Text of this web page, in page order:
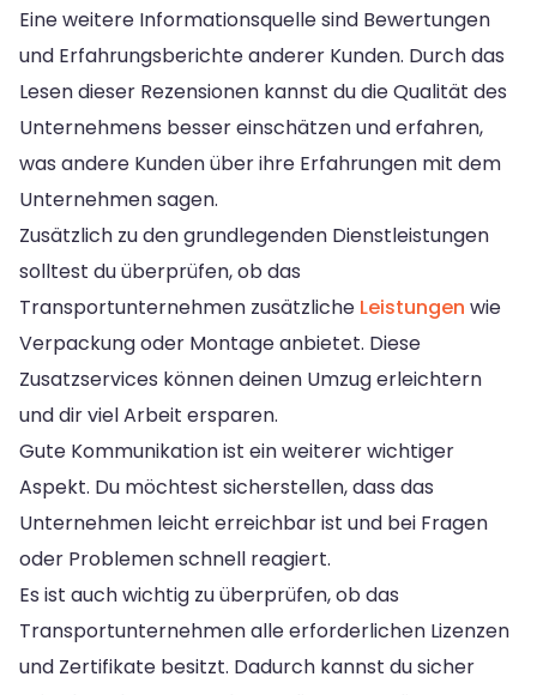
Eine weitere Informationsquelle sind Bewertungen
und Erfahrungsberichte anderer Kunden. Durch das
Lesen dieser Rezensionen kannst du die Qualität des
Unternehmens besser einschätzen und erfahren,
was andere Kunden über ihre Erfahrungen mit dem
Unternehmen sagen.
Zusätzlich zu den grundlegenden Dienstleistungen
solltest du überprüfen, ob das
Transportunternehmen zusätzliche Leistungen wie
Verpackung oder Montage anbietet. Diese
Zusatzservices können deinen Umzug erleichtern
und dir viel Arbeit ersparen.
Gute Kommunikation ist ein weiterer wichtiger
Aspekt. Du möchtest sicherstellen, dass das
Unternehmen leicht erreichbar ist und bei Fragen
oder Problemen schnell reagiert.
Es ist auch wichtig zu überprüfen, ob das
Transportunternehmen alle erforderlichen Lizenzen
und Zertifikate besitzt. Dadurch kannst du sicher